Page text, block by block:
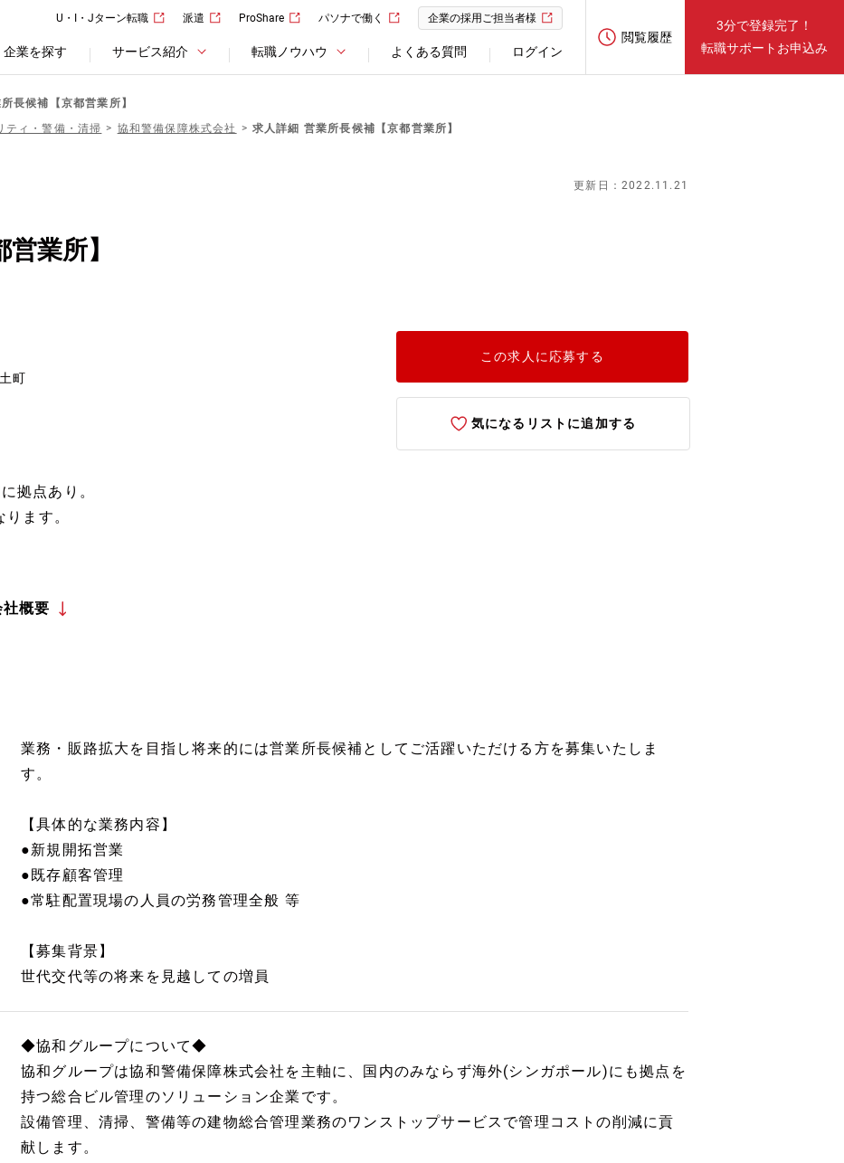
U・I・Jターン転職 派遣 ProShare パソナで働く 企業の採用ご担当者様
企業を探す サービス紹介 転職ノウハウ よくある質問 ログイン
閲覧履歴
3分で登録完了！
転職サポートお申込み
長候補【京都営業所】
ティ・警備・清掃 協和警備保障株式会社 求人詳細 営業所長候補【京都営業所】
更新日：2022.11.21
業所】
町
拠点あり。
ます。
この求人に応募する
気になるリストに追加する
社概要
業務・販路拡大を目指し将来的には営業所長候補としてご活躍いただける方を募集いたしま
す。
【具体的な業務内容】
●新規開拓営業
●既存顧客管理
●常駐配置現場の人員の労務管理全般 等
【募集背景】
世代交代等の将来を見越しての増員
◆協和グループについて◆
協和グループは協和警備保障株式会社を主軸に、国内のみならず海外(シンガポール)にも拠点を
持つ総合ビル管理のソリューション企業です。
設備管理、清掃、警備等の建物総合管理業務のワンストップサービスで管理コストの削減に貢
献します。